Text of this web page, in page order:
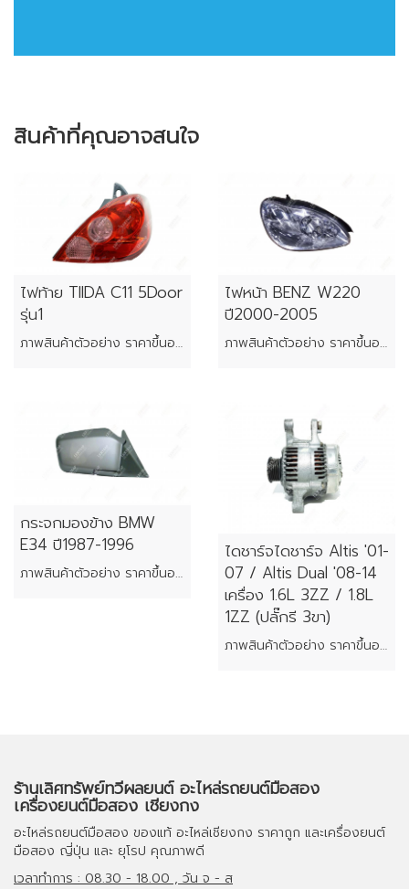
สินค้าที่คุณอาจสนใจ
ไฟท้าย TIIDA C11 5Door
รุ่น1
ภาพสินค้าตัวอย่าง ราคาขึ้นอยู่กับสภาพของแต่ละชิ้น
ไฟหน้า BENZ W220
ปี2000-2005
ภาพสินค้าตัวอย่าง ราคาขึ้นอยู่กับสภาพของแต่ละชิ้น
กระจกมองข้าง BMW
E34 ปี1987-1996
ภาพสินค้าตัวอย่าง ราคาขึ้นอยู่กับสภาพของแต่ละชิ้น
ไดชาร์จไดชาร์จ Altis '01-
07 / Altis Dual '08-14
เครื่อง 1.6L 3ZZ / 1.8L
1ZZ (ปลั๊กรี 3ขา)
ภาพสินค้าตัวอย่าง ราคาขึ้นอยู่กับสภาพของแต่ละชิ้น
ร้านเลิศทรัพย์ทวีผลยนต์ อะไหล่รถยนต์มือสอง
เครื่องยนต์มือสอง เชียงกง
อะไหล่รถยนต์มือสอง ของแท้ อะไหล่เชียงกง ราคาถูก และเครื่องยนต์
มือสอง ญี่ปุ่น และ ยุโรป คุณภาพดี
เวลาทำการ : 08.30 - 18.00 , วัน จ - ส